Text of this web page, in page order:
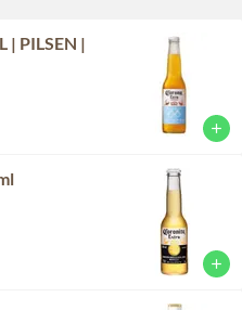
| PILSEN |
add
add